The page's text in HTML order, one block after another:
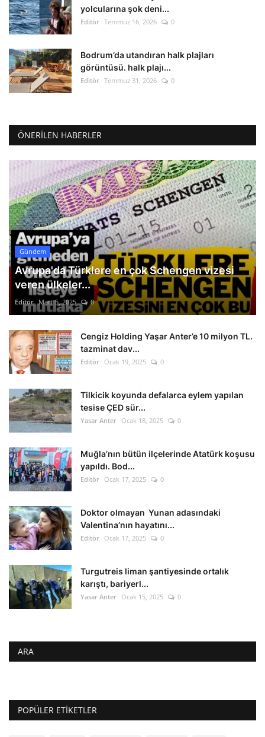
yolcularına şok deni...
Editör Temmuz 16, 2026 0
Bodrum’da utandıran halk plajları
görüntüsü. halk plajı...
Editör Temmuz 31, 2026 0
ÖNERILEN HABERLER
Gündem
Avrupa'da Türklere en çok Schengen vizesi
veren ülkeler...
Editör Mart 5, 2025 0
Cengiz Holding Yaşar Anter’e 10 milyon TL.
tazminat dav...
Editör Ocak 19, 2025 0
Tilkicik koyunda defalarca eylem yapılan
tesise ÇED sür...
Yasar Anter Ocak 18, 2025 0
Muğla’nın bütün ilçelerinde Atatürk koşusu
yapıldı. Bod...
Editör Ocak 17, 2025 0
Doktor olmayan Yunan adasındaki
Valentina’nın hayatını...
Editör Ocak 17, 2025 0
Turgutreis liman şantiyesinde ortalık
karıştı, bariyerl...
Yasar Anter Ocak 15, 2025 0
ARA
POPÜLER ETIKETLER